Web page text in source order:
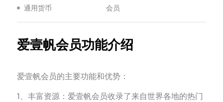
通用货币
会员
爱壹帆会员功能介绍
爱壹帆会员的主要功能和优势：‌
1、丰富资源‌：爱壹帆会员收录了来自世界各地的热门